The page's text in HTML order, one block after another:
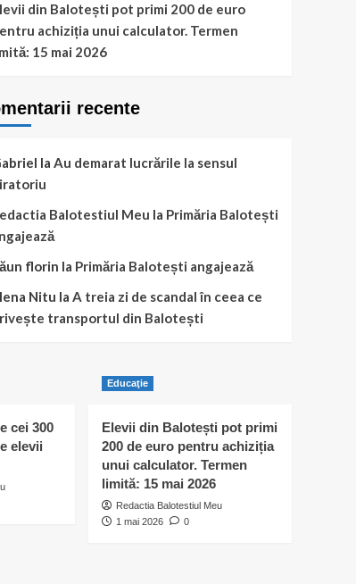
din Balotești pot primi 200 de euro
achiziția unui calculator. Termen
15 mai 2026
recente
la Au demarat lucrările la sensul
Balotestiul Meu la Primăria Balotești
florin la Primăria Balotești angajează
Nitu la A treia zi de scandal în ceea ce
transportul din Balotești
cei 300
elevii
Educaţie
Elevii din Balotești pot primi
200 de euro pentru achiziția
unui calculator. Termen
limită: 15 mai 2026
Redactia Balotestiul Meu
1 mai 2026
0